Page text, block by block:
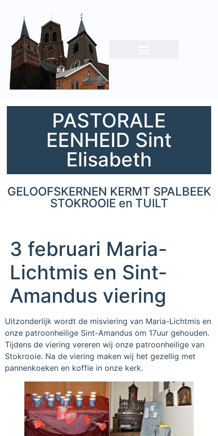
PASTORALE
EENHEID Sint
Elisabeth
GELOOFSKERNEN KERMT SPALBEEK
STOKROOIE en TUILT
3 februari Maria-
Lichtmis en Sint-
Amandus viering
Uitzonderlijk wordt de misviering van Maria-Lichtmis en
onze patroonheilige Sint-Amandus om 17uur gehouden.
Tijdens de viering vereren wij onze patroonheilige van
Stokrooie. Na de viering maken wij het gezellig met
pannenkoeken en koffie in onze kerk.